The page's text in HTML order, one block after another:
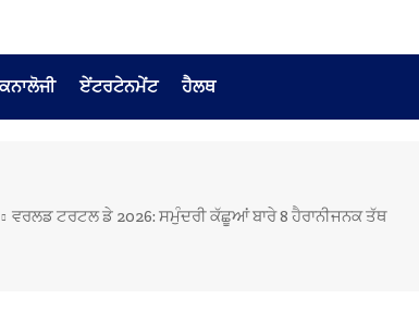
ਏਂਟਰਟੇਨਮੇਂਟ ਹੈਲਥ
ਵਰਲਡ ਟਰਟਲ ਡੇ 2026: ਸਮੁੰਦਰੀ ਕੱਛੂਆਂ ਬਾਰੇ 8 ਹੈਰਾਨੀਜਨਕ ਤੱਥ